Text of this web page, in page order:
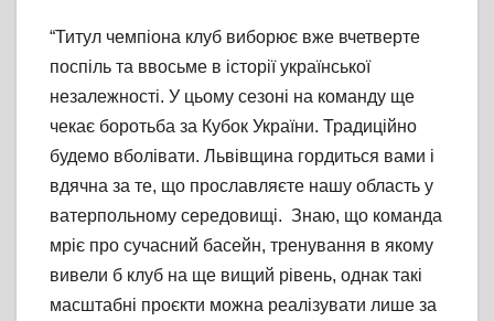
“Титул чемпіона клуб виборює вже вчетверте
поспіль та ввосьме в історії української
незалежності. У цьому сезоні на команду ще
чекає боротьба за Кубок України. Традиційно
будемо вболівати. Львівщина гордиться вами і
вдячна за те, що прославляєте нашу область у
ватерпольному середовищі. Знаю, що команда
мріє про сучасний басейн, тренування в якому
вивели б клуб на ще вищий рівень, однак такі
масштабні проєкти можна реалізувати лише за